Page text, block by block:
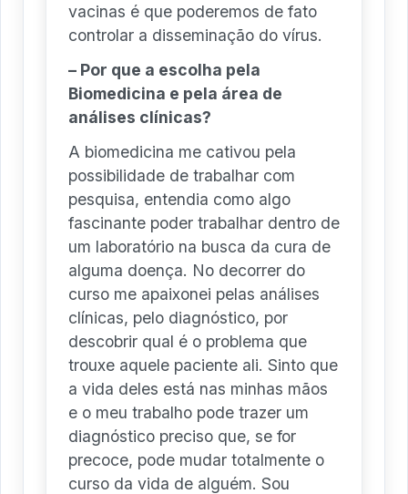
vacinas é que poderemos de fato
controlar a disseminação do vírus.
– Por que a escolha pela
Biomedicina e pela área de
análises clínicas?
A biomedicina me cativou pela
possibilidade de trabalhar com
pesquisa, entendia como algo
fascinante poder trabalhar dentro de
um laboratório na busca da cura de
alguma doença. No decorrer do
curso me apaixonei pelas análises
clínicas, pelo diagnóstico, por
descobrir qual é o problema que
trouxe aquele paciente ali. Sinto que
a vida deles está nas minhas mãos
e o meu trabalho pode trazer um
diagnóstico preciso que, se for
precoce, pode mudar totalmente o
curso da vida de alguém. Sou